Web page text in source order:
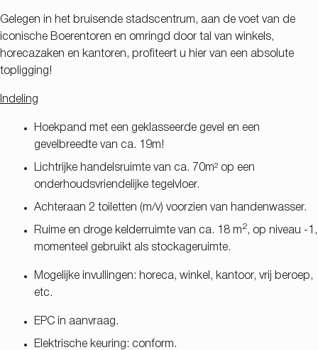
Gelegen in het bruisende stadscentrum, aan de voet van de
iconische Boerentoren en omringd door tal van winkels,
horecazaken en kantoren, profiteert u hier van een absolute
topligging!
Indeling
Hoekpand met een geklasseerde gevel en een
gevelbreedte van ca. 19m!
Lichtrijke handelsruimte van ca. 70m² op een
onderhoudsvriendelijke tegelvloer.
Achteraan 2 toiletten (m/v) voorzien van handenwasser.
Ruime en droge kelderruimte van ca. 18 m2, op niveau -1,
momenteel gebruikt als stockageruimte.
Mogelijke invullingen: horeca, winkel, kantoor, vrij beroep,
etc.
EPC in aanvraag.
Elektrische keuring: conform.